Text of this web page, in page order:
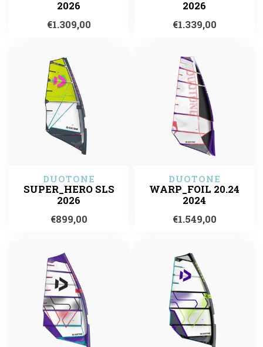
2026
€1.309,00
2026
€1.339,00
DUOTONE
SUPER_HERO SLS
2026
€899,00
DUOTONE
WARP_FOIL 20.24
2024
€1.549,00